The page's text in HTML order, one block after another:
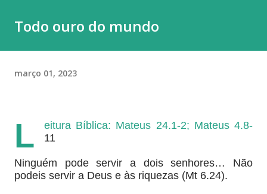
Todo ouro do mundo
março 01, 2023
L
eitura Bíblica: Mateus 24.1-2; Mateus 4.8-
11
Ninguém pode servir a dois senhores… Não
podeis servir a Deus e às riquezas (Mt 6.24).